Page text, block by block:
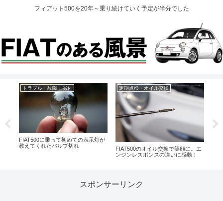
フィアット500を20年～乗り続けていく予定が半分でした
トラブル・故障・劣化
FIAT500に乗って初めての表示灯が
教えてくれたバルブ切れ
定期点検・オイル交換
FIAT500のオイル交換で笑顔に。エ
ンジンレスポンスの違いに感動！
スポンサーリンク